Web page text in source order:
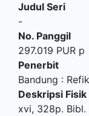
Judul Seri
-
No. Panggil
297.019 PUR p
Penerbit
Bandung :
Deskripsi Fisik
xvi, 328p. Bibl.